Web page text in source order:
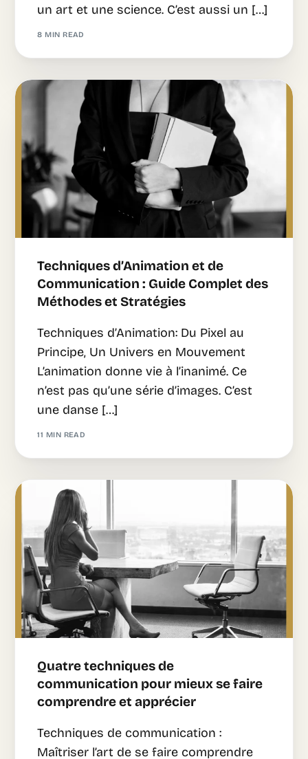
un art et une science. C’est aussi un […]
8 MIN READ
Techniques d’Animation et de
Communication : Guide Complet des
Méthodes et Stratégies
Techniques d’Animation: Du Pixel au
Principe, Un Univers en Mouvement
L’animation donne vie à l’inanimé. Ce
n’est pas qu’une série d’images. C’est
une danse […]
11 MIN READ
Quatre techniques de
communication pour mieux se faire
comprendre et apprécier
Techniques de communication :
Maîtriser l’art de se faire comprendre